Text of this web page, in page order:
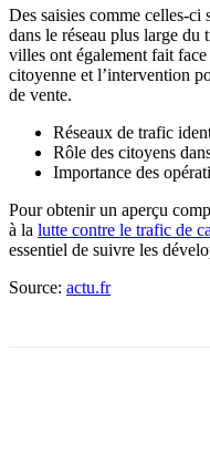
Des saisies comme celles-
dans le réseau plus large du
villes ont également fait
citoyenne et l’intervention
de vente.
Réseaux de trafic
Rôle des citoyens
Importance des
Pour obtenir un aperçu
à la lutte contre le trafic de
essentiel de suivre les
Source: actu.fr